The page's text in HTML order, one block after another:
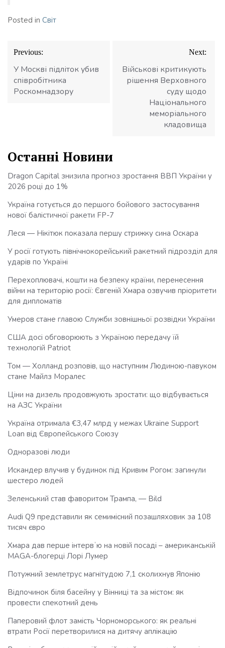
Posted in Світ
Навігація
записів
Previous:
У Москві підліток убив
співробітника
Роскомнадзору
Next:
Військові критикують
рішення Верховного
суду щодо
Національного
меморіального
кладовища
Останні Новини
Dragon Capital знизила прогноз зростання ВВП України у
2026 році до 1%
Україна готується до першого бойового застосування
нової балістичної ракети FP-7
Леся — Нікітюк показала першу стрижку сина Оскара
У росії готують північнокорейський ракетний підрозділ для
ударів по Україні
Перехоплювачі, кошти на безпеку країни, перенесення
війни на територію росії: Євгеній Хмара озвучив пріоритети
для дипломатів
Умеров стане главою Служби зовнішньої розвідки України
США досі обговорюють з Україною передачу їй
технологій Patriot
Том — Холланд розповів, що наступним Людиною-павуком
стане Майлз Моралес
Ціни на дизель продовжують зростати: що відбувається
на АЗС України
Україна отримала €3,47 млрд у межах Ukraine Support
Loan від Європейського Союзу
Одноразові люди
Искандер влучив у будинок під Кривим Рогом: загинули
шестеро людей
Зеленський став фаворитом Трампа, — Bild
Audi Q9 представили як семимісний позашляховик за 108
тисяч євро
Хмара дав перше інтервʼю на новій посаді – американській
MAGA-блогерці Лорі Лумер
Потужний землетрус магнітудою 7,1 сколихнув Японію
Відпочинок біля басейну у Вінниці та за містом: як
провести спекотний день
Паперовий флот замість Чорноморського: як реальні
втрати Росії перетворилися на дитячу аплікацію